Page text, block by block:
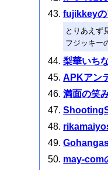
fujikkeyの
とりあえず
フジッキー
梨華いち
APKアン
満面の笑
may-com